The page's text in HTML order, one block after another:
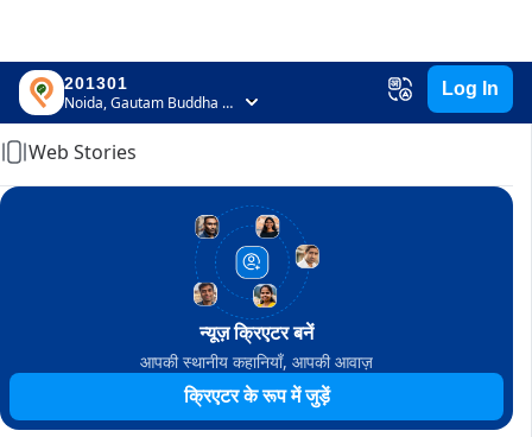
201301
Noida, Gautam Buddha Nagar, Uttar Pradesh
Log In
Home
Web Stories
न्यूज़ क्रिएटर बनें
आपकी स्थानीय कहानियाँ, आपकी आवाज़
क्रिएटर के रूप में जुड़ें